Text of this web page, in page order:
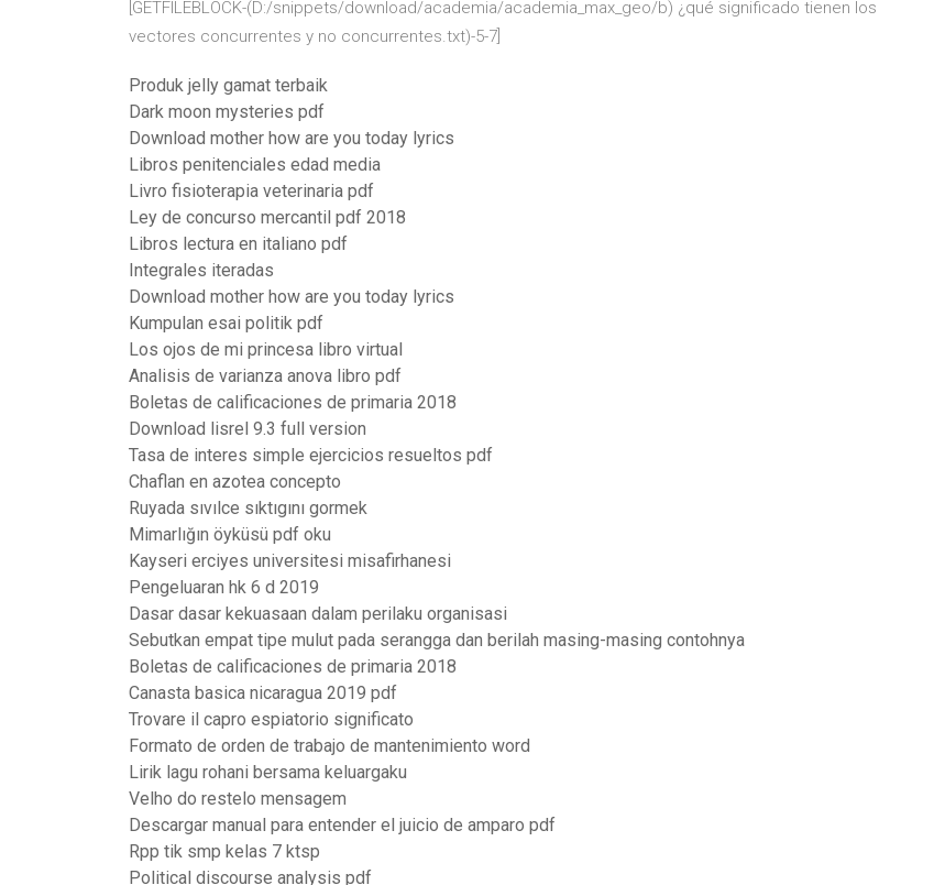
[GETFILEBLOCK-(D:/snippets/download/academia/academia_max_geo/b) ¿qué significado tienen los
vectores concurrentes y no concurrentes.txt)-5-7]
Produk jelly gamat terbaik
Dark moon mysteries pdf
Download mother how are you today lyrics
Libros penitenciales edad media
Livro fisioterapia veterinaria pdf
Ley de concurso mercantil pdf 2018
Libros lectura en italiano pdf
Integrales iteradas
Download mother how are you today lyrics
Kumpulan esai politik pdf
Los ojos de mi princesa libro virtual
Analisis de varianza anova libro pdf
Boletas de calificaciones de primaria 2018
Download lisrel 9.3 full version
Tasa de interes simple ejercicios resueltos pdf
Chaflan en azotea concepto
Ruyada sıvılce sıktıgını gormek
Mimarlığın öyküsü pdf oku
Kayseri erciyes universitesi misafirhanesi
Pengeluaran hk 6 d 2019
Dasar dasar kekuasaan dalam perilaku organisasi
Sebutkan empat tipe mulut pada serangga dan berilah masing-masing contohnya
Boletas de calificaciones de primaria 2018
Canasta basica nicaragua 2019 pdf
Trovare il capro espiatorio significato
Formato de orden de trabajo de mantenimiento word
Lirik lagu rohani bersama keluargaku
Velho do restelo mensagem
Descargar manual para entender el juicio de amparo pdf
Rpp tik smp kelas 7 ktsp
Political discourse analysis pdf